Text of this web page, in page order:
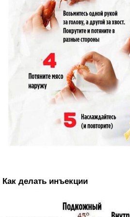
Как делать инъекции